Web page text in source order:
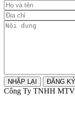
Công Ty TNHH